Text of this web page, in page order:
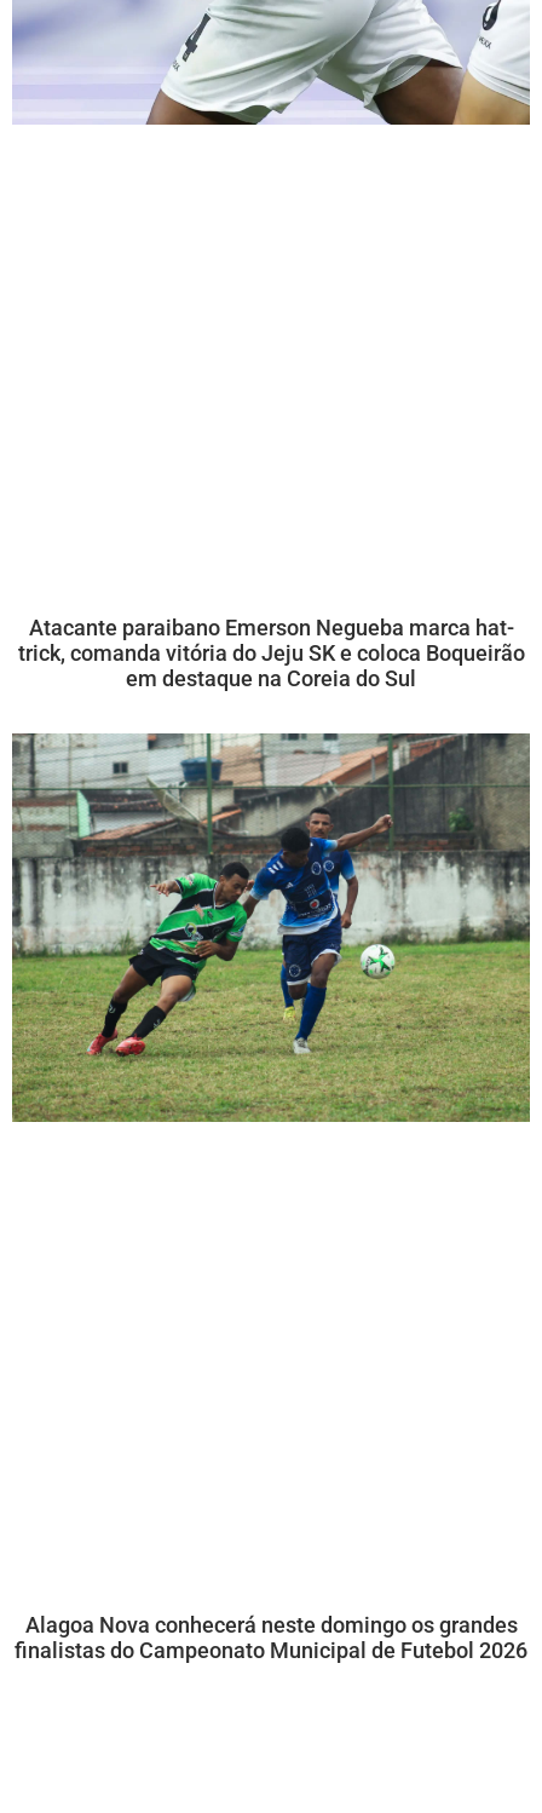
Atacante paraibano Emerson Negueba marca hat-
trick, comanda vitória do Jeju SK e coloca Boqueirão
em destaque na Coreia do Sul
Alagoa Nova conhecerá neste domingo os grandes
finalistas do Campeonato Municipal de Futebol 2026